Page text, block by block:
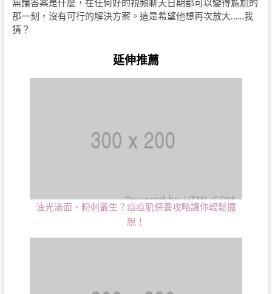
無論答案是什麼，在任何好的視頻聊天日期都可以變得尷尬的
那一刻，沒有可行的解決方案。這是希望他想再次放大……我
猜？
延伸推薦
油光滿面、粉刺叢生？痘痘肌保養攻略讓你輕鬆擺
脫！